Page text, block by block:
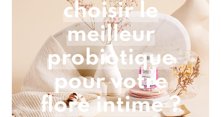
choisir le
meilleur
probiotique
pour votre
flore intime ?